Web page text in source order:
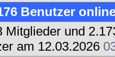
Benutzer
Mitglieder und
am 12.03.2026